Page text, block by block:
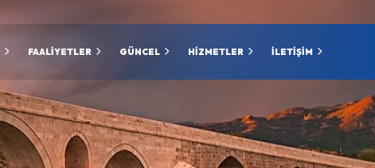
FAALİYETLER GÜNCEL HİZMETLER İLETİŞİM